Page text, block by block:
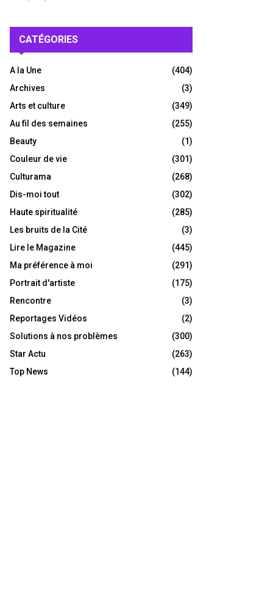
CATÉGORIES
A la Une
(404)
Archives
(3)
Arts et culture
(349)
Au fil des semaines
(255)
Beauty
(1)
Couleur de vie
(301)
Culturama
(268)
Dis-moi tout
(302)
Haute spiritualité
(285)
Les bruits de la Cité
(3)
Lire le Magazine
(445)
Ma préférence à moi
(291)
Portrait d'artiste
(175)
Rencontre
(3)
Reportages Vidéos
(2)
Solutions à nos problèmes
(300)
Star Actu
(263)
Top News
(144)